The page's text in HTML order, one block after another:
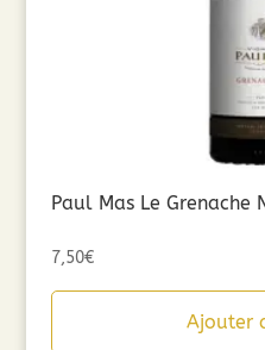
Paul Mas Le Grenache
7,50€
Ajouter